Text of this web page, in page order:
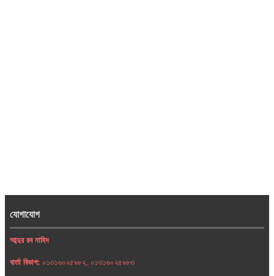
যোগাযোগ
আব্দুর রব নাহিদ
বার্তা বিভাগ: ০১৩১৬০২৫৯৮২, ০১৩১৬০২৫৯৮৩